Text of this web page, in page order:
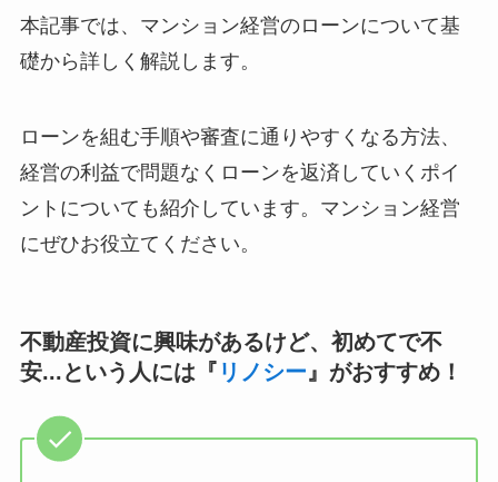
本記事では、マンション経営のローンについて基
礎から詳しく解説します。
ローンを組む手順や審査に通りやすくなる方法、
経営の利益で問題なくローンを返済していくポイ
ントについても紹介しています。マンション経営
にぜひお役立てください。
不動産投資に興味があるけど、初めてで不
安...という人には『 リノシー』がおすすめ！